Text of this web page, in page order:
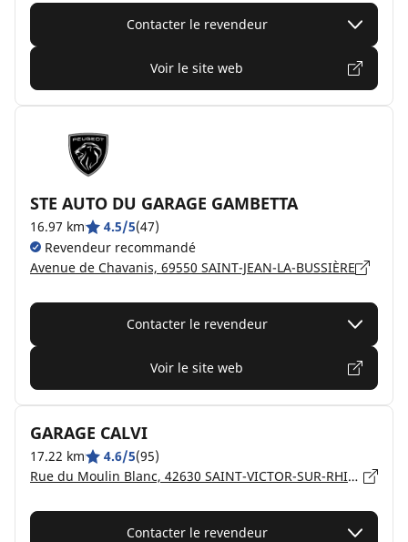
Contacter le revendeur
Voir le site web
STE AUTO DU GARAGE GAMBETTA
16.97 km 4.5/5(47)
Revendeur recommandé
Avenue de Chavanis, 69550 SAINT-JEAN-LA-BUSSIÈRE
Contacter le revendeur
Voir le site web
GARAGE CALVI
17.22 km 4.6/5(95)
Rue du Moulin Blanc, 42630 SAINT-VICTOR-SUR-RHINS
Contacter le revendeur